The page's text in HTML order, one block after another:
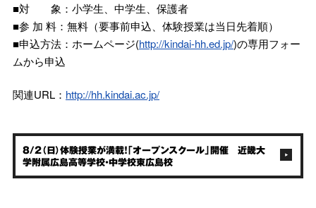
■対 象：小学生、中学生、保護者
■参 加 料：無料（要事前申込、体験授業は当日先着順）
■申込方法：ホームページ(http://kindai-hh.ed.jp/)の専用フォー
ムから申込
関連URL： http://hh.kindai.ac.jp/
8/2（日）体験授業が満載！「オープンスクール」開催 近畿大
学附属広島高等学校・中学校東広島校